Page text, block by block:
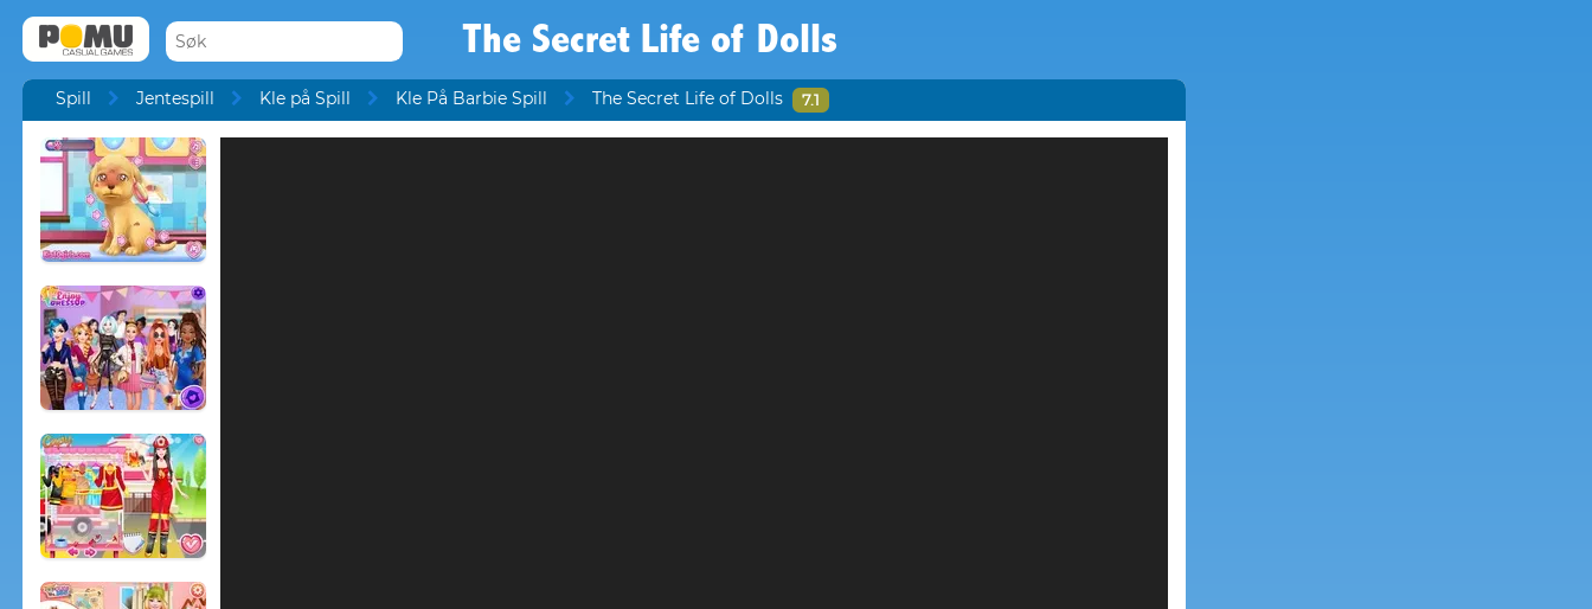
The Secret Life of Dolls
Spill Jentespill Kle på Spill Kle På Barbie Spill The Secret Life of Dolls 7.1